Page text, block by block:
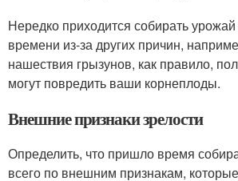
Нередко приходится собирать
времени из-за других причин,
нашествия грызунов, как правило,
могут повредить ваши корнеплоды.
Внешние признаки зрелости
Определить, что пришло время
всего по внешним признакам,